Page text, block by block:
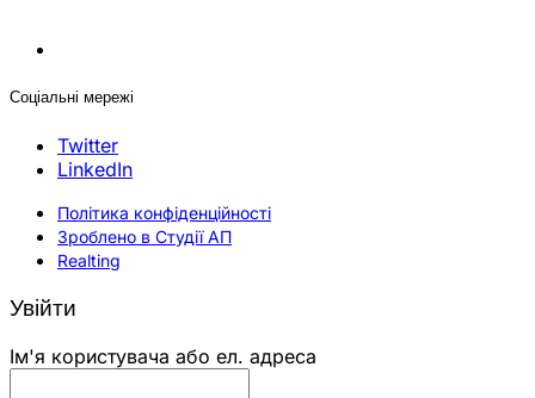
Соціальні мережі
Twitter
LinkedIn
Політика конфіденційності
Зроблено в Студії АП
Realting
Увійти
Ім'я користувача або ел. адреса